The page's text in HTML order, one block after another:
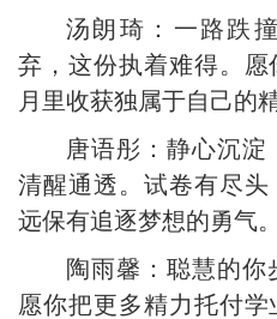
汤朗琦：一路跌
弃，这份执着难得。
月里收获独属于自己的精
唐语彤：静心沉
清醒通透。试卷有尽
远保有追逐梦想的勇气。
陶雨馨：聪慧的你
愿你把更多精力托付